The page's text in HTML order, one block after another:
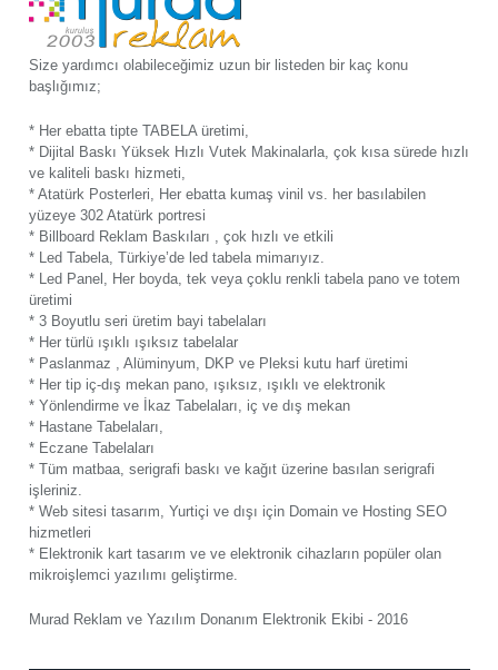
Size yardımcı olabileceğimiz uzun bir listeden bir kaç konu
başlığımız;
* Her ebatta tipte TABELA üretimi,
* Dijital Baskı Yüksek Hızlı Vutek Makinalarla, çok kısa sürede hızlı
ve kaliteli baskı hizmeti,
* Atatürk Posterleri, Her ebatta kumaş vinil vs. her basılabilen
yüzeye 302 Atatürk portresi
* Billboard Reklam Baskıları , çok hızlı ve etkili
* Led Tabela, Türkiye’de led tabela mimarıyız.
* Led Panel, Her boyda, tek veya çoklu renkli tabela pano ve totem
üretimi
* 3 Boyutlu seri üretim bayi tabelaları
* Her türlü ışıklı ışıksız tabelalar
* Paslanmaz , Alüminyum, DKP ve Pleksi kutu harf üretimi
* Her tip iç-dış mekan pano, ışıksız, ışıklı ve elektronik
* Yönlendirme ve İkaz Tabelaları, iç ve dış mekan
* Hastane Tabelaları,
* Eczane Tabelaları
* Tüm matbaa, serigrafi baskı ve kağıt üzerine basılan serigrafi
işleriniz.
* Web sitesi tasarım, Yurtiçi ve dışı için Domain ve Hosting SEO
hizmetleri
* Elektronik kart tasarım ve ve elektronik cihazların popüler olan
mikroişlemci yazılımı geliştirme.
Murad Reklam ve Yazılım Donanım Elektronik Ekibi - 2016